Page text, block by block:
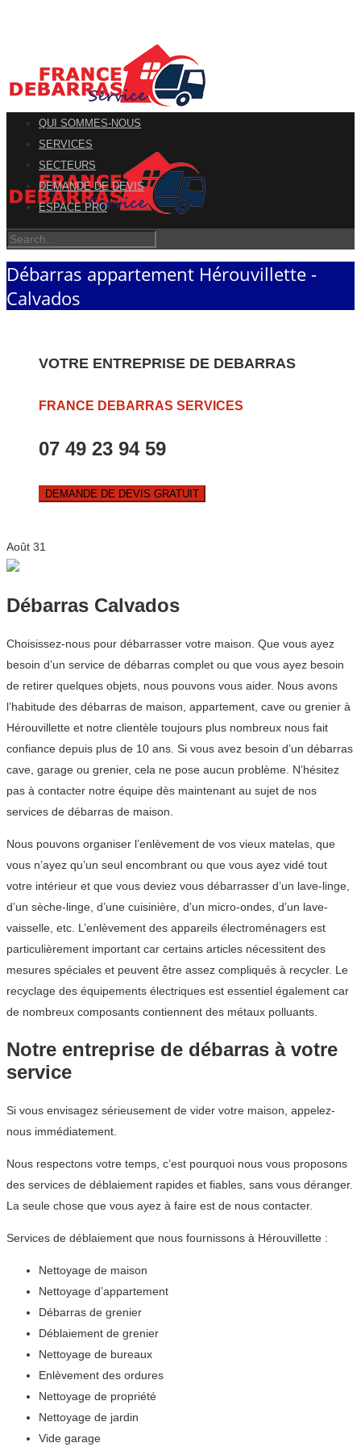
QUI SOMMES-NOUS
SERVICES
SECTEURS
DEMANDE DE DEVIS
ESPACE PRO
Débarras appartement Hérouvillette -
Calvados
VOTRE ENTREPRISE DE DEBARRAS
FRANCE DEBARRAS SERVICES
07 49 23 94 59
DEMANDE DE DEVIS GRATUIT
Août 31
Débarras Calvados
Choisissez-nous pour débarrasser votre maison. Que vous ayez
besoin d’un service de débarras complet ou que vous ayez besoin
de retirer quelques objets, nous pouvons vous aider. Nous avons
l’habitude des débarras de maison, appartement, cave ou grenier à
Hérouvillette et notre clientèle toujours plus nombreux nous fait
confiance depuis plus de 10 ans. Si vous avez besoin d’un débarras
cave, garage ou grenier, cela ne pose aucun problème. N’hésitez
pas à contacter notre équipe dès maintenant au sujet de nos
services de débarras de maison.
Nous pouvons organiser l’enlèvement de vos vieux matelas, que
vous n’ayez qu’un seul encombrant ou que vous ayez vidé tout
votre intérieur et que vous deviez vous débarrasser d’un lave-linge,
d’un sèche-linge, d’une cuisinière, d’un micro-ondes, d’un lave-
vaisselle, etc. L’enlèvement des appareils électroménagers est
particulièrement important car certains articles nécessitent des
mesures spéciales et peuvent être assez compliqués à recycler. Le
recyclage des équipements électriques est essentiel également car
de nombreux composants contiennent des métaux polluants.
Notre entreprise de débarras à votre
service
Si vous envisagez sérieusement de vider votre maison, appelez-
nous immédiatement.
Nous respectons votre temps, c’est pourquoi nous vous proposons
des services de déblaiement rapides et fiables, sans vous déranger.
La seule chose que vous ayez à faire est de nous contacter.
Services de déblaiement que nous fournissons à Hérouvillette :
Nettoyage de maison
Nettoyage d’appartement
Débarras de grenier
Déblaiement de grenier
Nettoyage de bureaux
Enlèvement des ordures
Nettoyage de propriété
Nettoyage de jardin
Vide garage